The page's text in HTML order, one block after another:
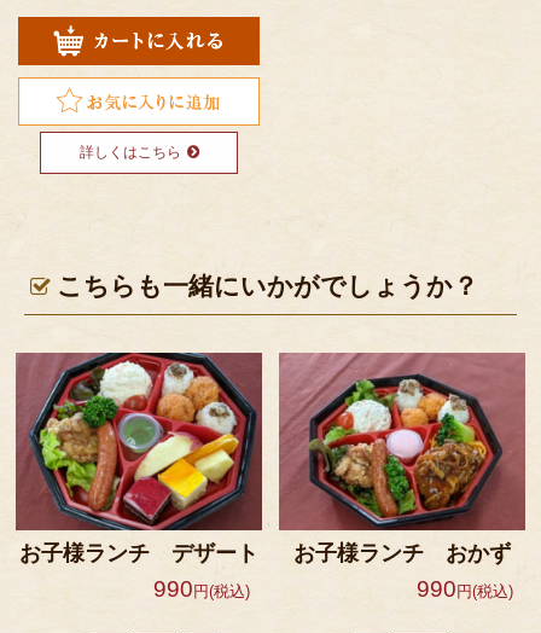
詳しくはこちら
こちらも一緒にいかがでしょうか？
お子様ランチ デザート
990 円(税込)
お子様ランチ おかず
990 円(税込)